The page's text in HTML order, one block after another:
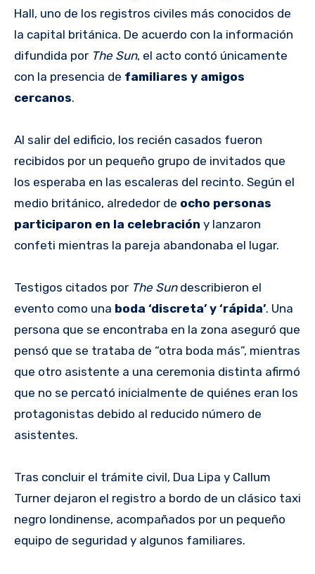
Hall, uno de los registros civiles más conocidos de
la capital británica. De acuerdo con la información
difundida por The Sun, el acto contó únicamente
con la presencia de familiares y amigos
cercanos.
Al salir del edificio, los recién casados fueron
recibidos por un pequeño grupo de invitados que
los esperaba en las escaleras del recinto. Según el
medio británico, alrededor de ocho personas
participaron en la celebración y lanzaron
confeti mientras la pareja abandonaba el lugar.
Testigos citados por The Sundescribieron el
evento como una boda ‘discreta’ y ‘rápida’. Una
persona que se encontraba en la zona aseguró que
pensó que se trataba de “otra boda más”, mientras
que otro asistente a una ceremonia distinta afirmó
que no se percató inicialmente de quiénes eran los
protagonistas debido al reducido número de
asistentes.
Tras concluir el trámite civil, Dua Lipa y Callum
Turner dejaron el registro a bordo de un clásico taxi
negro londinense, acompañados por un pequeño
equipo de seguridad y algunos familiares.